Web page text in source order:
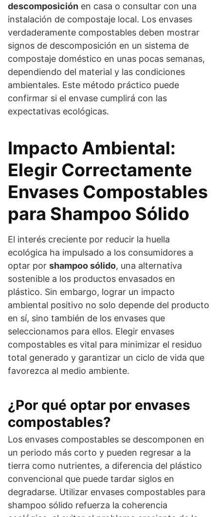
descomposición en casa o consultar con una
instalación de compostaje local. Los envases
verdaderamente compostables deben mostrar
signos de descomposición en un sistema de
compostaje doméstico en unas pocas semanas,
dependiendo del material y las condiciones
ambientales. Este método práctico puede
confirmar si el envase cumplirá con las
expectativas ecológicas.
Impacto Ambiental:
Elegir Correctamente
Envases Compostables
para Shampoo Sólido
El interés creciente por reducir la huella
ecológica ha impulsado a los consumidores a
optar por shampoo sólido, una alternativa
sostenible a los productos envasados en
plástico. Sin embargo, lograr un impacto
ambiental positivo no solo depende del producto
en sí, sino también de los envases que
seleccionamos para ellos. Elegir envases
compostables es vital para minimizar el residuo
total generado y garantizar un ciclo de vida que
favorezca al medio ambiente.
¿Por qué optar por envases
compostables?
Los envases compostables se descomponen en
un periodo más corto y pueden regresar a la
tierra como nutrientes, a diferencia del plástico
convencional que puede tardar siglos en
degradarse. Utilizar envases compostables para
shampoo sólido refuerza la coherencia